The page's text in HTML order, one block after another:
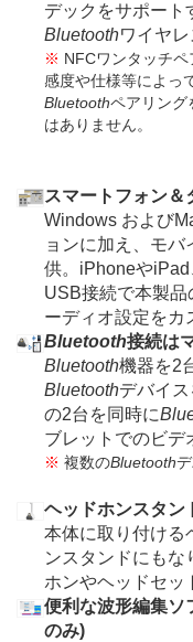
デックをサポート
Bluetoothワイヤ
※ NFCワンタッチ
感度や仕様等によっ
Bluetoothペアリング
はありません。
スマートフォン＆
Windows および
ョンに加え、モ
供。iPhoneや
USB接続で本製
ーディオ設定をカ
Bluetooth接続は
Bluetooth機器を2
Bluetoothデバイ
の2台を同時に
ブレットでのビデ
※ 複数のBluetooth
ヘッドホンスタン
本体に取り付ける
ンスタンドにも
ホンやヘッドセッ
便利な波形編集ソ
のみ)